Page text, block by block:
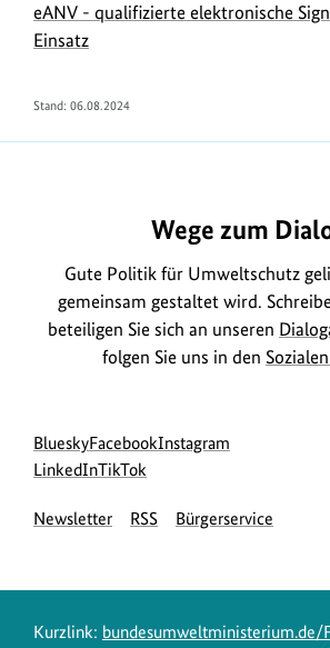
eANV - qualifizierte elektronische
Einsatz
Stand: 06.08.2024
Wege zum
Gute Politik für Umweltschutz
gemeinsam gestaltet wird.
beteiligen Sie sich an unseren
folgen Sie uns in den
Social
Media
Blueskyzur
Bluesky-
des
Facebookzur
des
Instagram
des
LinkedInzur
Seite
zur
Seite
TikTok
Newsletter RSS Bürgerservice
Kurzlink: bundesumweltministerium.de/